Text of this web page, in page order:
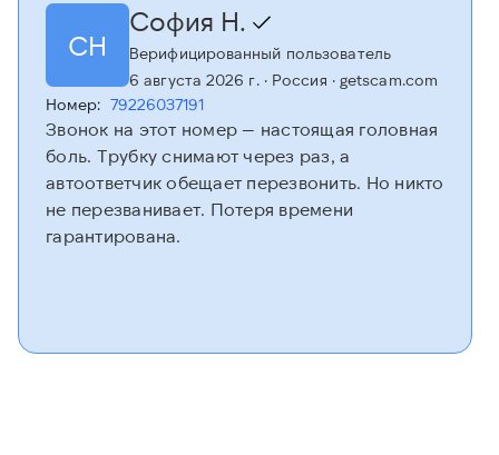
СН
София Н.
Верифицированный пользователь
6 августа 2026 г.· Россия · getscam.com
Номер: 79226037191
Звонок на этот номер — настоящая головная
боль. Трубку снимают через раз, а
автоответчик обещает перезвонить. Но никто
не перезванивает. Потеря времени
гарантирована.